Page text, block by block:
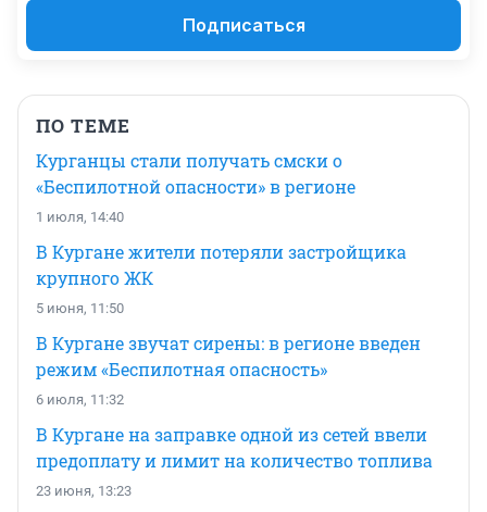
Подписаться
ПО ТЕМЕ
Курганцы стали получать смски о
«Беспилотной опасности» в регионе
1 июля, 14:40
В Кургане жители потеряли застройщика
крупного ЖК
5 июня, 11:50
В Кургане звучат сирены: в регионе введен
режим «Беспилотная опасность»
6 июля, 11:32
В Кургане на заправке одной из сетей ввели
предоплату и лимит на количество топлива
23 июня, 13:23